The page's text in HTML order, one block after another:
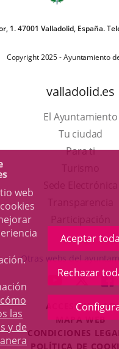
web
cómo
las
y de
Aceptar
Rechazar
1. 47001 Valladolid, España.
Copyright 2025 - Ayuntamiento
valladolid.es
El Ayuntamiento
Tu ciudad
Para ti
en
una
Otras webs del
ENLACE
A
UNA
APLICACIÓN
EXTERNA.
A
UNA
ACCESIBILIDAD
MAPA WEB
CONDICIONES
POLÍTICA DE